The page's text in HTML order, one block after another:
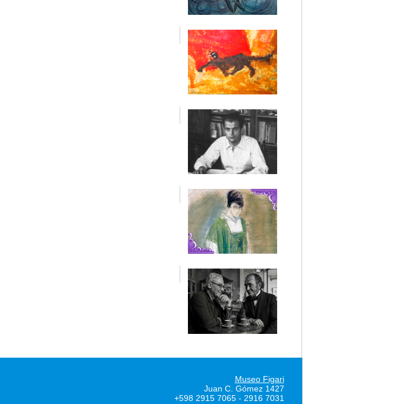
Museo Figari
Juan C. Gómez 1427
+598 2915 7065 - 2916 7031